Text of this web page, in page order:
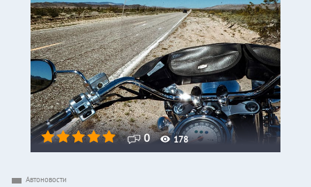
0 178
Автоновости